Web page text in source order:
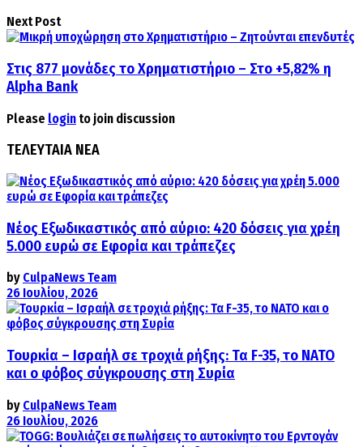
Next Post
Στις 877 μονάδες το Χρηματιστήριο – Στο +5,82% η
Alpha Bank
Please login to join discussion
ΤΕΛΕΥΤΑΙΑ ΝΕΑ
Νέος Εξωδικαστικός από αύριο: 420 δόσεις για χρέη
5.000 ευρώ σε Εφορία και τράπεζες
by CulpaNews Team
26 Ιουλίου, 2026
Τουρκία – Ισραήλ σε τροχιά ρήξης: Τα F-35, το ΝΑΤΟ
και ο φόβος σύγκρουσης στη Συρία
by CulpaNews Team
26 Ιουλίου, 2026